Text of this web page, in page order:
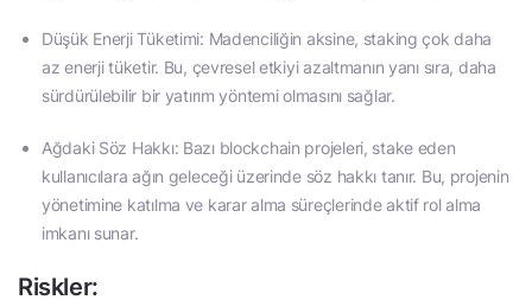
Düşük Enerji Tüketimi: Madenciliğin aksine, staking çok daha
az enerji tüketir. Bu, çevresel etkiyi azaltmanın yanı sıra, daha
sürdürülebilir bir yatırım yöntemi olmasını sağlar.
Ağdaki Söz Hakkı: Bazı blockchain projeleri, stake eden
kullanıcılara ağın geleceği üzerinde söz hakkı tanır. Bu, projenin
yönetimine katılma ve karar alma süreçlerinde aktif rol alma
imkanı sunar.
Riskler: